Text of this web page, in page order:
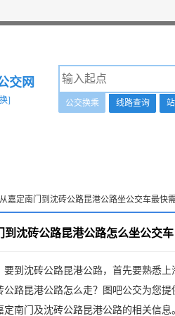
交网
] 公交换乘 线路查询
嘉定南门到沈砖公路昆港公路坐公交车最快需
到沈砖公路昆港公路怎么坐公交车
要到沈砖公路昆港公路，首先要熟悉
公路昆港公路怎么走？图吧公交为您
定南门及沈砖公路昆港公路的相关信